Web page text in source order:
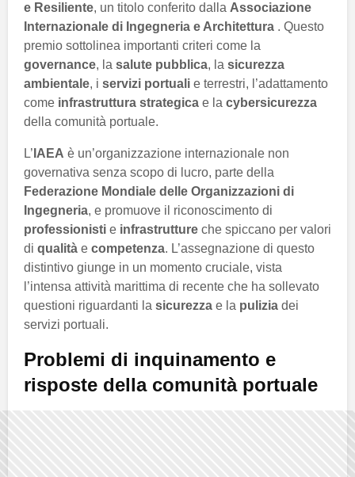
e Resiliente, un titolo conferito dalla Associazione
Internazionale di Ingegneria e Architettura . Questo
premio sottolinea importanti criteri come la
governance, la salute pubblica, la sicurezza
ambientale, i servizi portuali e terrestri, l’adattamento
come infrastruttura strategica e la cybersicurezza
della comunità portuale.
L’ IAEA è un’organizzazione internazionale non
governativa senza scopo di lucro, parte della
Federazione Mondiale delle Organizzazioni di
Ingegneria, e promuove il riconoscimento di
professionisti e infrastrutture che spiccano per valori
di qualità e competenza. L’assegnazione di questo
distintivo giunge in un momento cruciale, vista
l’intensa attività marittima di recente che ha sollevato
questioni riguardanti la sicurezza e la pulizia dei
servizi portuali.
Problemi di inquinamento e
risposte della comunità portuale